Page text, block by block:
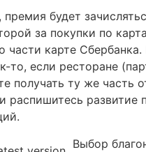
премия будет
за покупки по
части карте
то, если ресторане
получать ту же
распишитесь
Выбор